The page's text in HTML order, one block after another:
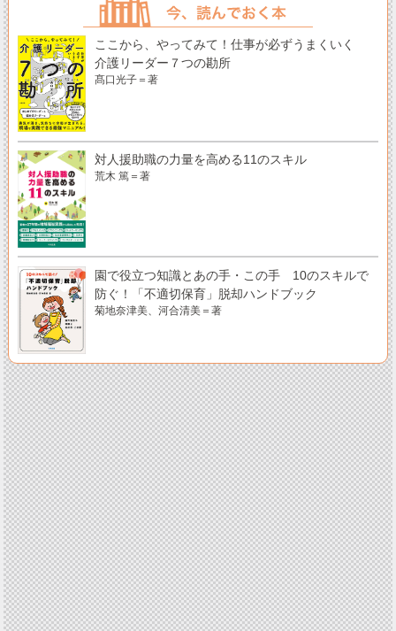
ここから、やってみて！仕事が必ずうまくいく
介護リーダー７つの勘所
髙口光子＝著
対人援助職の力量を高める11のスキル
荒木 篤＝著
園で役立つ知識とあの手・この手 10のスキルで
防ぐ！「不適切保育」脱却ハンドブック
菊地奈津美、河合清美＝著